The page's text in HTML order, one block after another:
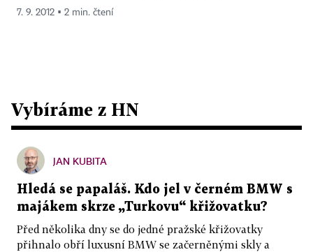
7. 9. 2012 ▪ 2 min. čtení
Vybíráme z HN
JAN KUBITA
Hledá se papaláš. Kdo jel v černém BMW s
majákem skrze „Turkovu“ křižovatku?
Před několika dny se do jedné pražské křižovatky
přihnalo obří luxusní BMW se začerněnými skly a